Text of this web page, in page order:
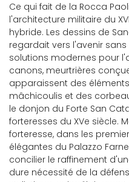
Ce qui fait de la Rocca
l'architecture militaire du
hybride. Les dessins de
regardait vers l'avenir
solutions modernes pour
canons, meurtrières
apparaissent des
mâchicoulis et des
le donjon du Forte San
forteresses du XVe siècle.
forteresse, dans les
élégantes du Palazzo
concilier le raffinement
dure nécessité de la